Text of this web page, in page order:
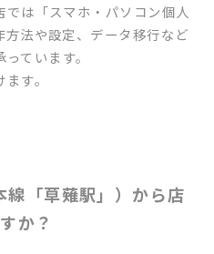
は「スマホ・パソコン個人
法や設定、データ移行など
ています。
す。
「草薙駅」）から店
か？